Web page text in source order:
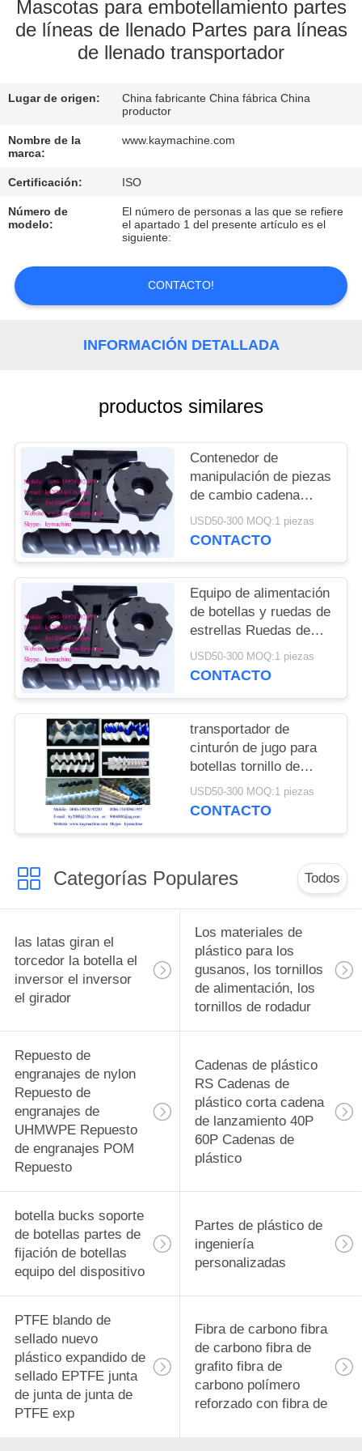
CONTROL
CONTACTO
NOTICIAS
UNA
COTIZACIÓN
PRIVACY
POLICY
Mascotas para embotellamiento partes
de líneas de llenado Partes para líneas
de llenado transportador
Lugar de origen:
China fabricante China fábrica China
productor
Nombre de la
marca:
www.kaymachine.com
Certificación: ISO
Número de
modelo:
El número de personas a las que se refiere
el apartado 1 del presente artículo es el
siguiente:
CONTACTO!
INFORMACIÓN DETALLADA
productos similares
Contenedor de
manipulación de piezas
de cambio cadena
transportadora para
cerveza línea de
alimentación China
fabricante
USD50-300 MOQ:1 piezas
CONTACTO
Equipo de alimentación
de botellas y ruedas de
estrellas Ruedas de
estrellas de plástico y
engranajes de plástico
USD50-300 MOQ:1 piezas
CONTACTO
transportador de
cinturón de jugo para
botellas tornillo de
alimentación para
botellas tornillos de
equipos de
USD50-300 MOQ:1 piezas
CONTACTO
Categorías Populares Todos
las latas giran el
torcedor la botella el
inversor el inversor
el girador
Los materiales de
plástico para los
gusanos, los tornillos
de alimentación, los
tornillos de rodadur
Repuesto de
engranajes de nylon
Repuesto de
engranajes de
UHMWPE Repuesto
de engranajes POM
Repuesto
Cadenas de plástico
RS Cadenas de
plástico corta cadena
de lanzamiento 40P
60P Cadenas de
plástico
botella bucks soporte
de botellas partes de
fijación de botellas
equipo del dispositivo
Partes de plástico de
ingeniería
personalizadas
PTFE blando de
sellado nuevo
plástico expandido de
sellado EPTFE junta
de junta de junta de
PTFE exp
Fibra de carbono fibra
de carbono fibra de
grafito fibra de
carbono polímero
reforzado con fibra de